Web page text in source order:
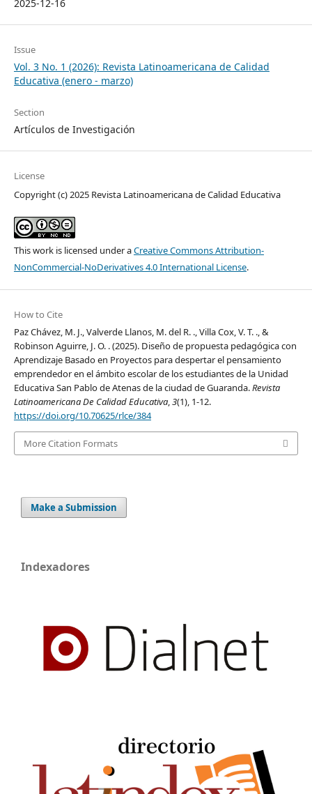
2025-12-16
Issue
Vol. 3 No. 1 (2026): Revista Latinoamericana de Calidad
Educativa (enero - marzo)
Section
Artículos de Investigación
License
Copyright (c) 2025 Revista Latinoamericana de Calidad Educativa
This work is licensed under aCreative Commons Attribution-
NonCommercial-NoDerivatives 4.0 International License.
How to Cite
Paz Chávez, M. J., Valverde Llanos, M. del R. ., Villa Cox, V. T. ., &
Robinson Aguirre, J. O. . (2025). Diseño de propuesta pedagógica con
Aprendizaje Basado en Proyectos para despertar el pensamiento
emprendedor en el ámbito escolar de los estudiantes de la Unidad
Educativa San Pablo de Atenas de la ciudad de Guaranda.Revista
Latinoamericana De Calidad Educativa,3(1), 1-12.
https://doi.org/10.70625/rlce/384
More Citation Formats
Make a Submission
Indexadores